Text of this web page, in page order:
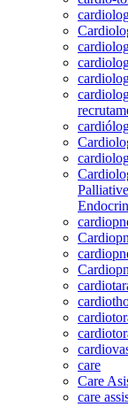
care
Care
care